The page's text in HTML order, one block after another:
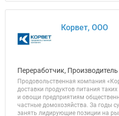
Корвет, ООО
Переработчик, Производитель
Продовольственная компания
доставки продуктов питания
и овощи предприятиям
частные домохозяйства. За годы
занять лидирующие позиции на